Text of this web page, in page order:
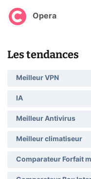
Opera
Les tendances
Meilleur VPN
IA
Meilleur Antivirus
Meilleur climatiseur
Comparateur Forfait